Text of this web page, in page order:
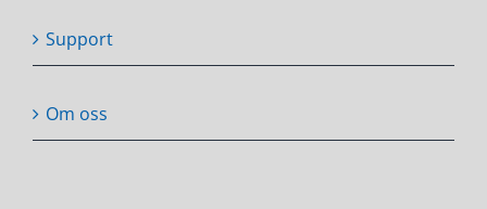
Support
Om oss